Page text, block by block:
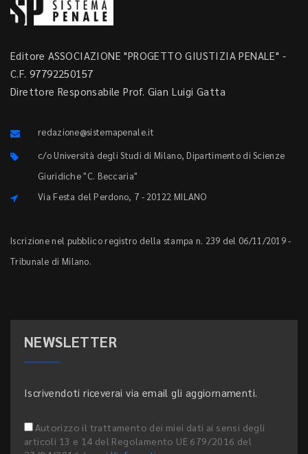
Editore ASSOCIAZIONE "PROGETTO GIUSTIZIA PENALE" -
C.F. 97792250157
Direttore Responsabile Prof. Gian Luigi Gatta
redazione@sistemapenale.it
c/o Università degli Studi di Milano, Dipartimento di Scienze
Giuridiche "C. Beccaria"
Via Festa del Perdono, 7 - 20122 MILANO
Iscrizione nel pubblico registro della stampa n. 239 del 06/11/2019 -
Tribunale di Milano.
NEWSLETTER
Iscrivendoti riceverai via email gli aggiornamenti.
Autorizzo il trattamento dei miei dati ai sensi degli
articoli 13 e 14 del Regolamento UE 679/2016 del